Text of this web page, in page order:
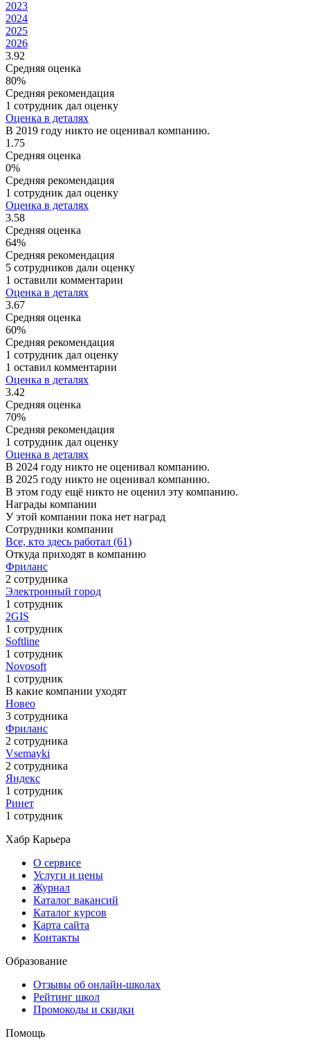
2023
2024
2025
2026
3.92
Средняя оценка
80%
Средняя рекомендация
1 сотрудник дал оценку
Оценка в деталях
В 2019 году никто не оценивал компанию.
1.75
Средняя оценка
0%
Средняя рекомендация
1 сотрудник дал оценку
Оценка в деталях
3.58
Средняя оценка
64%
Средняя рекомендация
5 сотрудников дали оценку
1 оставили комментарии
Оценка в деталях
3.67
Средняя оценка
60%
Средняя рекомендация
1 сотрудник дал оценку
1 оставил комментарии
Оценка в деталях
3.42
Средняя оценка
70%
Средняя рекомендация
1 сотрудник дал оценку
Оценка в деталях
В 2024 году никто не оценивал компанию.
В 2025 году никто не оценивал компанию.
В этом году ещё никто не оценил эту компанию.
Награды компании
У этой компании пока нет наград
Сотрудники компании
Все, кто здесь работал (61)
Откуда приходят в компанию
Фриланс
2 сотрудника
Электронный город
1 сотрудник
2GIS
1 сотрудник
Softline
1 сотрудник
Novosoft
1 сотрудник
В какие компании уходят
Новео
3 сотрудника
Фриланс
2 сотрудника
Vsemayki
2 сотрудника
Яндекс
1 сотрудник
Ринет
1 сотрудник
Хабр Карьера
О сервисе
Услуги и цены
Журнал
Каталог вакансий
Каталог курсов
Карта сайта
Контакты
Образование
Отзывы об онлайн-школах
Рейтинг школ
Промокоды и скидки
Помощь